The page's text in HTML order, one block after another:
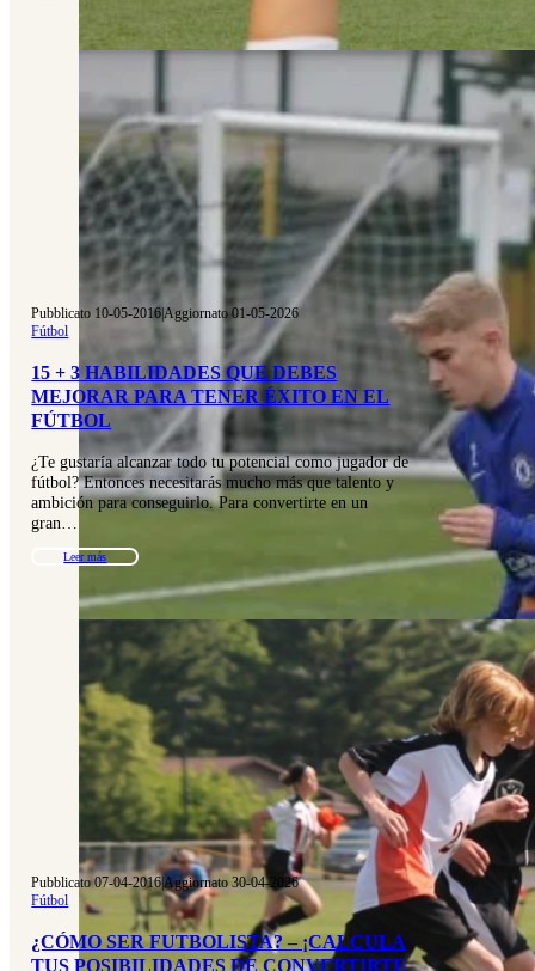
Pubblicato 10-05-2016|Aggiornato 01-05-2026
Fútbol
15 + 3 HABILIDADES QUE DEBES
MEJORAR PARA TENER ÉXITO EN EL
FÚTBOL
¿Te gustaría alcanzar todo tu potencial como jugador de
fútbol? Entonces necesitarás mucho más que talento y
ambición para conseguirlo. Para convertirte en un
gran…
Leer más
Pubblicato 07-04-2016|Aggiornato 30-04-2026
Fútbol
¿CÓMO SER FUTBOLISTA? – ¡CALCULA
TUS POSIBILIDADES DE CONVERTIRTE